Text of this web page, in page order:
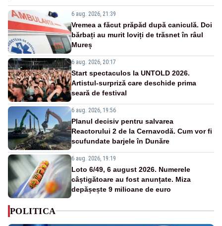
6 aug. 2026, 21:39
Vremea a făcut prăpăd după caniculă. Doi
bărbați au murit loviți de trăsnet în râul
Mureș
6 aug. 2026, 20:17
Start spectaculos la UNTOLD 2026.
Artistul-surpriză care deschide prima
seară de festival
6 aug. 2026, 19:56
Planul decisiv pentru salvarea
Reactorului 2 de la Cernavodă. Cum vor fi
scufundate barjele în Dunăre
6 aug. 2026, 19:19
Loto 6/49, 6 august 2026. Numerele
câștigătoare au fost anunțate. Miza
depășește 9 milioane de euro
POLITICA